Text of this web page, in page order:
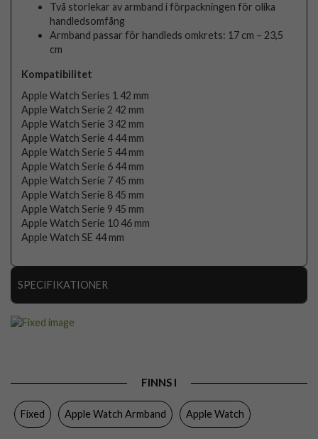
Två storlekar av armband i förpackningen för olika
handledsomfång
Armband passar för handleds omkrets: 17 cm – 23,5
cm
Kompatibilitet
Apple Watch Series 1 42 mm
Apple Watch Serie 2 42 mm
Apple Watch Serie 3 42 mm
Apple Watch Serie 4 44 mm
Apple Watch Serie 5 44 mm
Apple Watch Serie 6 44 mm
Apple Watch Serie 7 45 mm
Apple Watch Serie 8 45 mm
Apple Watch Serie 9 45 mm
Apple Watch Serie 10 46 mm
Apple Watch SE 44 mm
SPECIFIKATIONER
Egenskaper Vattentålig
Färg
FINNS I
Fixed Apple Watch Armband Apple Watch